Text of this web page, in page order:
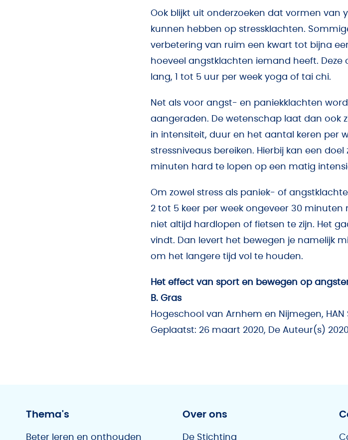
Ook blijkt uit onderzoeken dat vormen van
kunnen hebben op stressklachten.
verbetering van ruim een kwart tot bijna
hoeveel angstklachten iemand heeft. Deze
lang, 1 tot 5 uur per week yoga of tai chi.
Net als voor angst- en paniekklachten
aangeraden. De wetenschap laat dan ook
in intensiteit, duur en het aantal keren per
stressniveaus bereiken. Hierbij kan een
minuten hard te lopen op een matig
Om zowel stress als paniek- of
2 tot 5 keer per week ongeveer 30
niet altijd hardlopen of fietsen te zijn. Het
vindt. Dan levert het bewegen je namelijk
om het langere tijd vol te houden.
Het effect van sport en bewegen op
B. Gras
Hogeschool van Arnhem en Nijmegen, HAN
Geplaatst: 26 maart 2020, De Auteur(s)
Thema's
Beter leren en onthouden
Over ons
De Stichting